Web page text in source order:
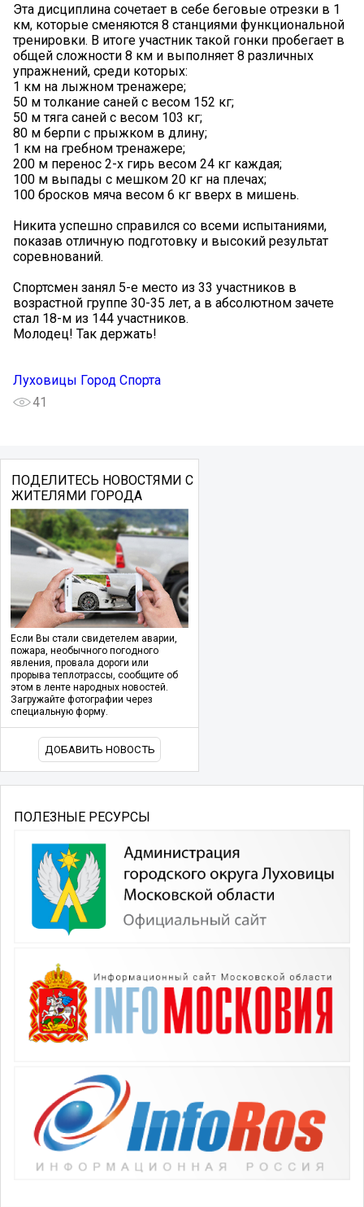
️Эта дисциплина сочетает в себе беговые отрезки в 1
км, которые сменяются 8 станциями функциональной
тренировки. В итоге участник такой гонки пробегает в
общей сложности 8 км и выполняет 8 различных
упражнений, среди которых:
1 км на лыжном тренажере;
50 м толкание саней с весом 152 кг;
50 м тяга саней с весом 103 кг;
80 м берпи с прыжком в длину;
1 км на гребном тренажере;
200 м перенос 2-х гирь весом 24 кг каждая;
100 м выпады с мешком 20 кг на плечах;
100 бросков мяча весом 6 кг вверх в мишень.
Никита успешно справился со всеми испытаниями,
показав отличную подготовку и высокий результат
соревнований.
️Спортсмен занял 5-е место из 33 участников в
возрастной группе 30-35 лет, а в абсолютном зачете
стал 18-м из 144 участников.
Молодец! Так держать!
Луховицы Город Спорта
41
ПОДЕЛИТЕСЬ НОВОСТЯМИ С
ЖИТЕЛЯМИ ГОРОДА
Если Вы стали свидетелем аварии,
пожара, необычного погодного
явления, провала дороги или
прорыва теплотрассы, сообщите об
этом в ленте народных новостей.
Загружайте фотографии через
специальную форму.
ДОБАВИТЬ НОВОСТЬ
ПОЛЕЗНЫЕ РЕСУРСЫ